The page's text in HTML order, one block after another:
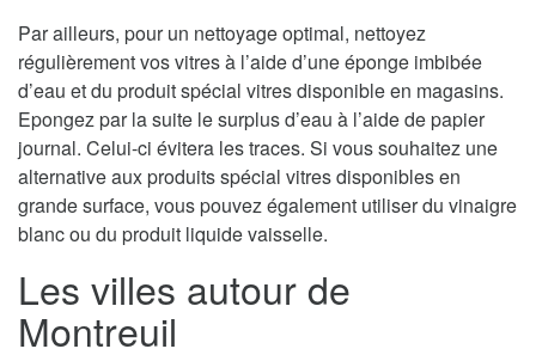
Par ailleurs, pour un nettoyage optimal, nettoyez
régulièrement vos vitres à l’aide d’une éponge imbibée
d’eau et du produit spécial vitres disponible en magasins.
Epongez par la suite le surplus d’eau à l’aide de papier
journal. Celui-ci évitera les traces. Si vous souhaitez une
alternative aux produits spécial vitres disponibles en
grande surface, vous pouvez également utiliser du vinaigre
blanc ou du produit liquide vaisselle.
Les villes autour de
Montreuil